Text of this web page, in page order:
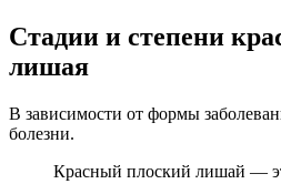
Стадии и степени
лишая
В зависимости от формы
болезни.
Красный плоский лишай —